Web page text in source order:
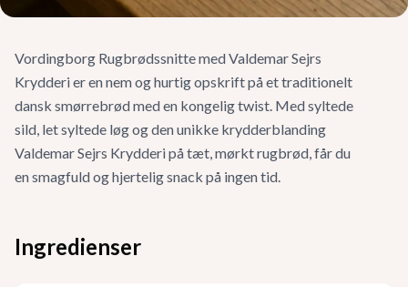
Vordingborg Rugbrødssnitte med Valdemar Sejrs
Krydderi er en nem og hurtig opskrift på et traditionelt
dansk smørrebrød med en kongelig twist. Med syltede
sild, let syltede løg og den unikke krydderblanding
Valdemar Sejrs Krydderi på tæt, mørkt rugbrød, får du
en smagfuld og hjertelig snack på ingen tid.
Ingredienser